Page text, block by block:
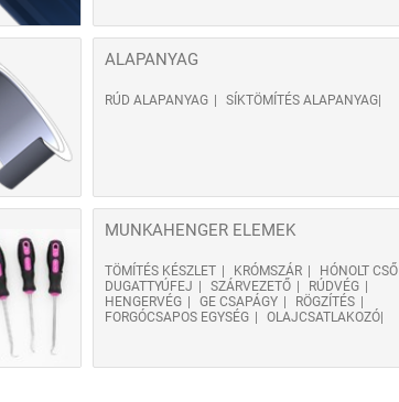
ALAPANYAG
RÚD ALAPANYAG SÍKTÖMÍTÉS ALAPANYAG
MUNKAHENGER ELEMEK
TÖMÍTÉS KÉSZLET KRÓMSZÁR
HÓNOLT CSŐ
DUGATTYÚFEJ
SZÁRVEZETŐ
RÚDVÉG
HENGERVÉG
GE CSAPÁGY
RÖGZÍTÉS
FORGÓCSAPOS EGYSÉG
OLAJCSATLAKOZÓ